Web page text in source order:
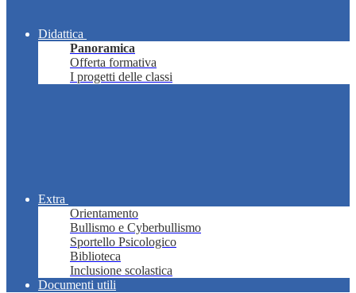
Didattica
Panoramica
Offerta formativa
I progetti delle classi
Extra
Orientamento
Bullismo e Cyberbullismo
Sportello Psicologico
Biblioteca
Inclusione scolastica
Documenti utili